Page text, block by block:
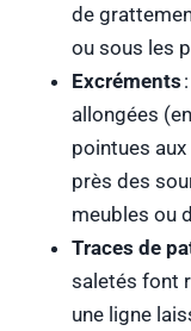
de
ou sous les
Excréments
allongées
pointues
près des
meubles ou
Traces de
saletés font
une ligne